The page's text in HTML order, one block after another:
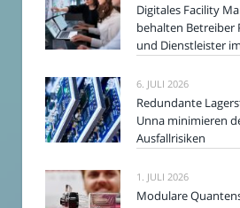
Digitales Facility
behalten Betreiber
und Dienstleister
6. JULI 2026
Redundante
Unna minimieren
Ausfallrisiken
1. JULI 2026
Modulare